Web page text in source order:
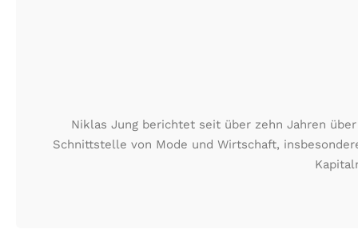
Niklas Jung berichtet seit über zehn Jahren
Schnittstelle von Mode und Wirtschaft,